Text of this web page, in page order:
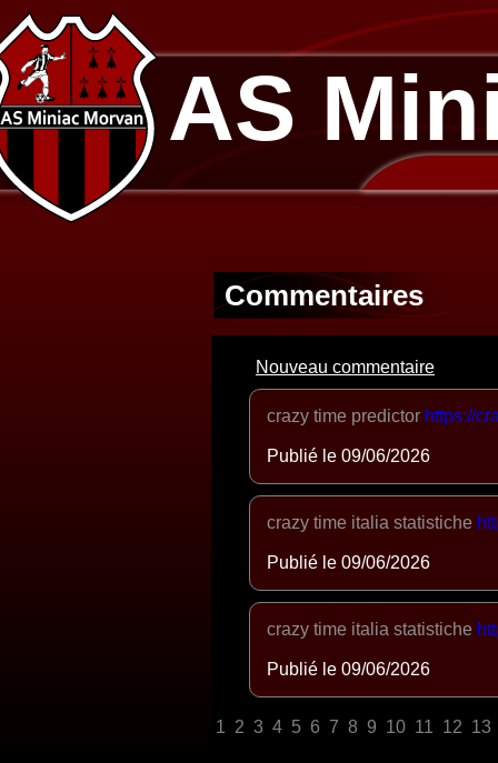
AS
Commentaires
Nouveau commentaire
crazy time predictor https://
Publié le 09/06/2026
crazy time italia statistiche
Publié le 09/06/2026
crazy time italia statistiche
Publié le 09/06/2026
1 2 3 4 5 6 7 8 9 10 11 12 13